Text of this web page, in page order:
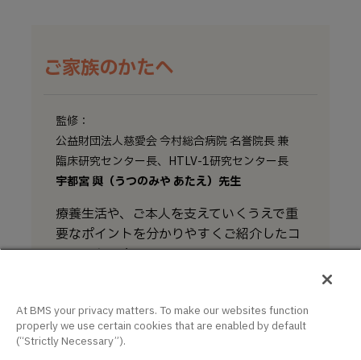
ご家族のかたへ
監修：
公益財団法人慈愛会 今村総合病院 名誉院長 兼
臨床研究センター長、HTLV-1研究センター長
宇都宮 與（うつのみや あたえ）先生
療養生活や、ご本人を支えていくうえで重
要なポイントを分かりやすくご紹介したコ
ンテンツです。
療養生活のサポート
At BMS your privacy matters. To make our websites function
properly we use certain cookies that are enabled by default
(“Strictly Necessary”).